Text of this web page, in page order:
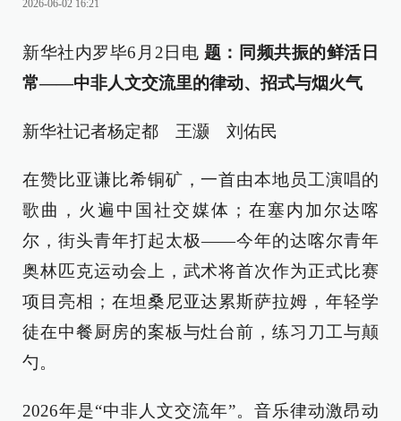
2026-06-02 16:21
新华社内罗毕6月2日电 题：同频共振的鲜活日
常——中非人文交流里的律动、招式与烟火气
新华社记者杨定都 王灏 刘佑民
在赞比亚谦比希铜矿，一首由本地员工演唱的
歌曲，火遍中国社交媒体；在塞内加尔达喀
尔，街头青年打起太极——今年的达喀尔青年
奥林匹克运动会上，武术将首次作为正式比赛
项目亮相；在坦桑尼亚达累斯萨拉姆，年轻学
徒在中餐厨房的案板与灶台前，练习刀工与颠
勺。
2026年是“中非人文交流年”。音乐律动激昂动